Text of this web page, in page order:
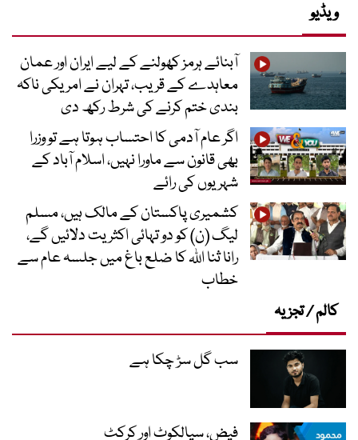
ویڈیو
آبنائے ہرمز کھولنے کے لیے ایران اور عمان
معاہدے کے قریب، تہران نے امریکی ناکہ
بندی ختم کرنے کی شرط رکھ دی
اگر عام آدمی کا احتساب ہوتا ہے تو وزرا
بھی قانون سے ماورا نہیں، اسلام آباد کے
شہریوں کی رائے
کشمیری پاکستان کے مالک ہیں، مسلم
لیگ (ن) کو دو تہائی اکثریت دلائیں گے،
رانا ثنا اللہ کا ضلع باغ میں جلسہ عام سے
خطاب
کالم / تجزیہ
سب گل سڑ چکا ہے
فیض، سیالکوٹ اور کرکٹ